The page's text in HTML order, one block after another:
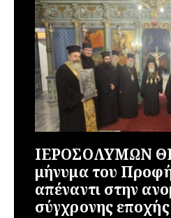
ΙΕΡΟΣΟΛΥΜΩΝ
μήνυμα του
απέναντι στην
σύγχρονης εποχής